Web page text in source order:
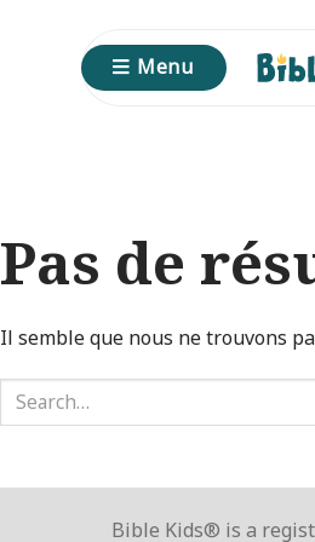
Menu
Pas de
Il semble que nous ne trouvons
Bible Kids® is a